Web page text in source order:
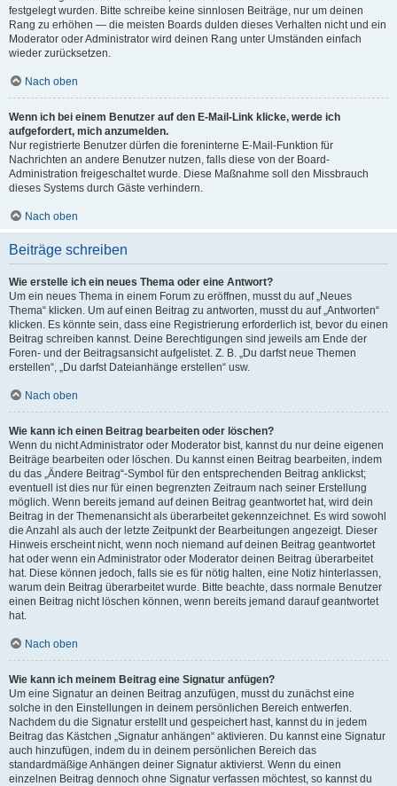
festgelegt wurden. Bitte schreibe keine sinnlosen Beiträge, nur um deinen
Rang zu erhöhen — die meisten Boards dulden dieses Verhalten nicht und ein
Moderator oder Administrator wird deinen Rang unter Umständen einfach
wieder zurücksetzen.
Nach oben
Wenn ich bei einem Benutzer auf den E-Mail-Link klicke, werde ich
aufgefordert, mich anzumelden.
Nur registrierte Benutzer dürfen die foreninterne E-Mail-Funktion für
Nachrichten an andere Benutzer nutzen, falls diese von der Board-
Administration freigeschaltet wurde. Diese Maßnahme soll den Missbrauch
dieses Systems durch Gäste verhindern.
Nach oben
Beiträge schreiben
Wie erstelle ich ein neues Thema oder eine Antwort?
Um ein neues Thema in einem Forum zu eröffnen, musst du auf „Neues
Thema“ klicken. Um auf einen Beitrag zu antworten, musst du auf „Antworten“
klicken. Es könnte sein, dass eine Registrierung erforderlich ist, bevor du einen
Beitrag schreiben kannst. Deine Berechtigungen sind jeweils am Ende der
Foren- und der Beitragsansicht aufgelistet. Z. B. „Du darfst neue Themen
erstellen“, „Du darfst Dateianhänge erstellen“ usw.
Nach oben
Wie kann ich einen Beitrag bearbeiten oder löschen?
Wenn du nicht Administrator oder Moderator bist, kannst du nur deine eigenen
Beiträge bearbeiten oder löschen. Du kannst einen Beitrag bearbeiten, indem
du das „Ändere Beitrag“-Symbol für den entsprechenden Beitrag anklickst;
eventuell ist dies nur für einen begrenzten Zeitraum nach seiner Erstellung
möglich. Wenn bereits jemand auf deinen Beitrag geantwortet hat, wird dein
Beitrag in der Themenansicht als überarbeitet gekennzeichnet. Es wird sowohl
die Anzahl als auch der letzte Zeitpunkt der Bearbeitungen angezeigt. Dieser
Hinweis erscheint nicht, wenn noch niemand auf deinen Beitrag geantwortet
hat oder wenn ein Administrator oder Moderator deinen Beitrag überarbeitet
hat. Diese können jedoch, falls sie es für nötig halten, eine Notiz hinterlassen,
warum dein Beitrag überarbeitet wurde. Bitte beachte, dass normale Benutzer
einen Beitrag nicht löschen können, wenn bereits jemand darauf geantwortet
hat.
Nach oben
Wie kann ich meinem Beitrag eine Signatur anfügen?
Um eine Signatur an deinen Beitrag anzufügen, musst du zunächst eine
solche in den Einstellungen in deinem persönlichen Bereich entwerfen.
Nachdem du die Signatur erstellt und gespeichert hast, kannst du in jedem
Beitrag das Kästchen „Signatur anhängen“ aktivieren. Du kannst eine Signatur
auch hinzufügen, indem du in deinem persönlichen Bereich das
standardmäßige Anhängen deiner Signatur aktivierst. Wenn du einen
einzelnen Beitrag dennoch ohne Signatur verfassen möchtest, so kannst du